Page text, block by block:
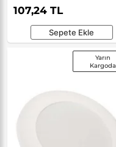
107,24 TL
Sepete Ekle
Yarın
Kargoda